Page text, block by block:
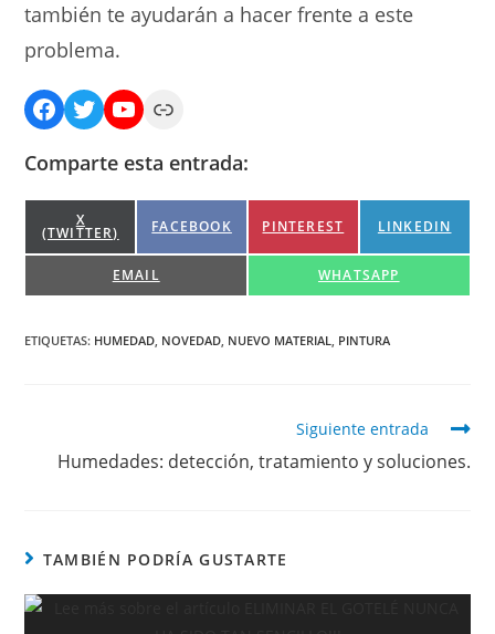
también te ayudarán a hacer frente a este
problema.
FacebookTwitterYouTube
Link
Comparte esta entrada:
COMPARTIR
EN
X
(TWITTER) COMPARTIR
FACEBOOK COMPARTIR
PINTEREST COMPARTIR
LINKEDIN
COMPARTIR
EN
EMAIL COMPARTIR
EN
WHATSAPP
ETIQUETAS: HUMEDAD, NOVEDAD, NUEVO MATERIAL, PINTURA
artículos
Siguiente entrada
Humedades: detección, tratamiento y soluciones.
TAMBIÉN PODRÍA GUSTARTE